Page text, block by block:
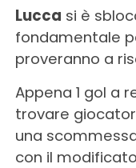
Lucca si è
fondamentale
proveranno a
Appena 1 gol a
trovare
una
con il